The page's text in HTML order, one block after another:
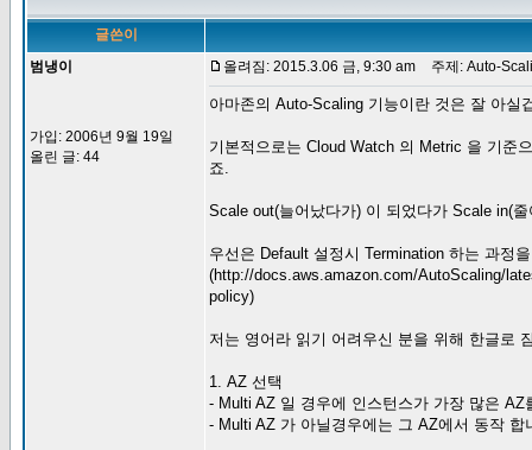
글쓴이
범냉이
가입: 2006년 9월 19일
올린 글: 44
올려짐: 2015.3.06 금, 9:30 am 주제: Auto-
아마존의 Auto-Scaling 기능이란 것은 잘 아실
기본적으로는 Cloud Watch 의 Metric 을 기준
죠.
Scale out(늘어났다가) 이 되었다가 Scale in(
우선은 Default 설정시 Termination 하는 과정
(http://docs.aws.amazon.com/AutoScaling/
policy)
저는 영어라 읽기 어려우신 분을 위해 한글로
1. AZ 선택
- Multi AZ 일 경우에 인스턴스가 가장 많은
- Multi AZ 가 아닐경우에는 그 AZ에서 동작 합